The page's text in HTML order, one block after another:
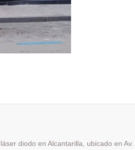
diodo en Alcantarilla, ubicado en Av.